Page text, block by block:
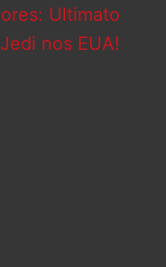
Ultimato
nos EUA!